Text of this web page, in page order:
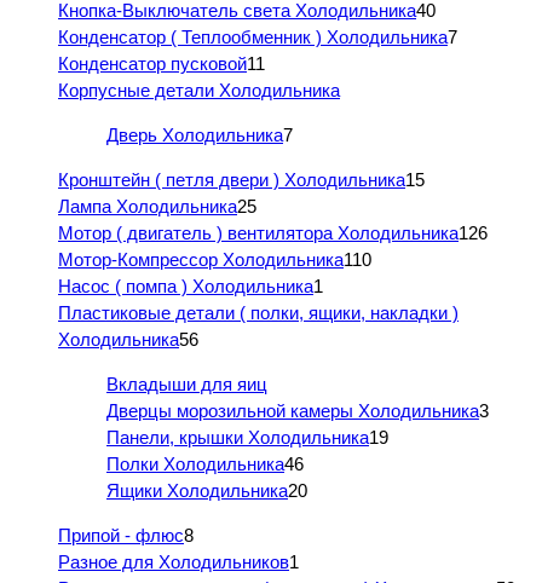
Кнопка-Выключатель света Холодильника40
Конденсатор ( Теплообменник ) Холодильника7
Конденсатор пусковой11
Корпусные детали Холодильника
Дверь Холодильника7
Кронштейн ( петля двери ) Холодильника15
Лампа Холодильника25
Мотор ( двигатель ) вентилятора Холодильника126
Мотор-Компрессор Холодильника110
Насос ( помпа ) Холодильника1
Пластиковые детали ( полки, ящики, накладки )
Холодильника56
Вкладыши для яиц
Дверцы морозильной камеры Холодильника3
Панели, крышки Холодильника19
Полки Холодильника46
Ящики Холодильника20
Припой - флюс8
Разное для Холодильников1